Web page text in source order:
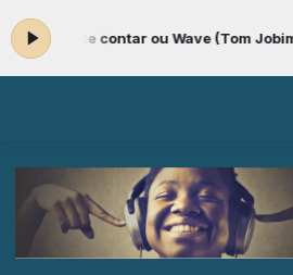
Vou te contar ou Wave (Tom Jobim)